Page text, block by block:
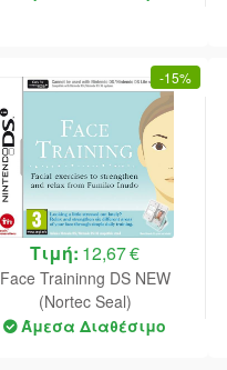
-15%
Τιμή: 12,67 €
Face Traininng DS NEW
(Nortec Seal)
Άμεσα Διαθέσιμο